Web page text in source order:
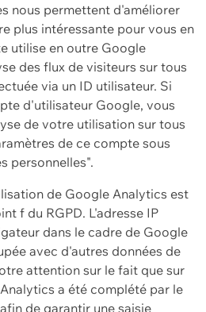
nous permettent d'améliorer
plus intéressante pour vous en
utilise en outre Google
des flux de visiteurs sur tous
via un ID utilisateur. Si
d'utilisateur Google, vous
de votre utilisation sur tous
de ce compte sous
personnelles".
de Google Analytics est
f du RGPD. L'adresse IP
dans le cadre de Google
avec d'autres données de
attention sur le fait que sur
a été complété par le
de garantir une saisie